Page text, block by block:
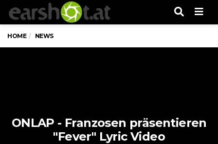
HOME NEWS
ONLAP - Franzosen präsentieren
"Fever" Lyric Video